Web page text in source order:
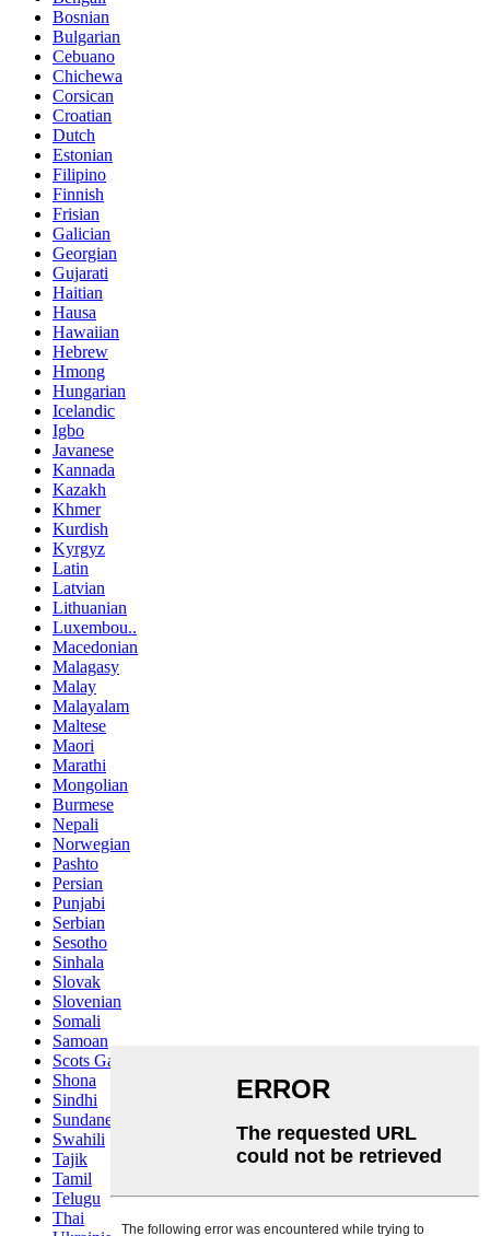
Bosnian
Bulgarian
Cebuano
Chichewa
Corsican
Croatian
Dutch
Estonian
Filipino
Finnish
Frisian
Galician
Georgian
Gujarati
Haitian
Hausa
Hawaiian
Hebrew
Hmong
Hungarian
Icelandic
Igbo
Javanese
Kannada
Kazakh
Khmer
Kurdish
Kyrgyz
Latin
Latvian
Lithuanian
Luxembou..
Macedonian
Malagasy
Malay
Malayalam
Maltese
Maori
Marathi
Mongolian
Burmese
Nepali
Norwegian
Pashto
Persian
Punjabi
Serbian
Sesotho
Sinhala
Slovak
Slovenian
Somali
Samoan
Scots Gaelic
Shona
Sindhi
Sundanese
Swahili
Tajik
Tamil
Telugu
Thai